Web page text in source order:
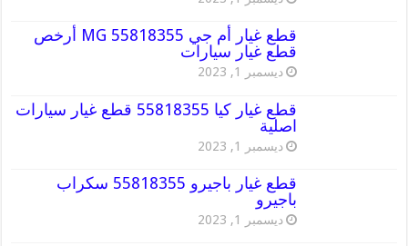
قطع غيار أم جي MG 55818355 أرخص
قطع غيار سيارات
ديسمبر 1, 2023
قطع غيار كيا 55818355 قطع غيار سيارات
اصلية
ديسمبر 1, 2023
قطع غيار باجيرو 55818355 سكراب
باجيرو
ديسمبر 1, 2023